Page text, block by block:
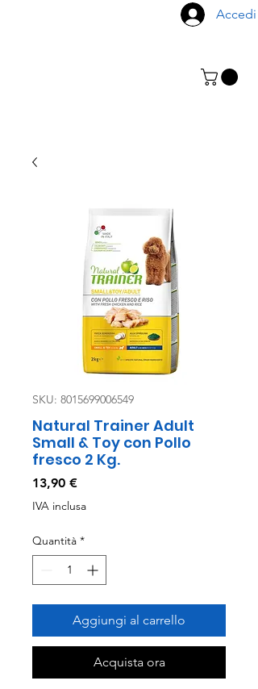
Accedi
SKU: 8015699006549
Natural Trainer Adult
Small & Toy con Pollo
fresco 2 Kg.
13,90 €Prezzo
IVA inclusa
Quantità *
Aggiungi al carrello
Acquista ora